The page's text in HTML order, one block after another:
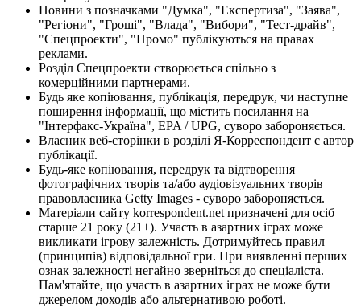
Новини з позначками "Думка", "Експертиза", "Заява",
"Регіони", "Гроші", "Влада", "Вибори", "Тест-драйв",
"Спецпроекти", "Промо" публікуються на правах
реклами.
Розділ Спецпроекти створюється спільно з
комерційними партнерами.
Будь яке копіювання, публікація, передрук, чи наступне
поширення інформації, що містить посилання на
"Інтерфакс-Україна", EPA / UPG, суворо забороняється.
Власник веб-сторінки в розділі Я-Корреспондент є автор
публікації.
Будь-яке копіювання, передрук та відтворення
фотографічних творів та/або аудіовізуальних творів
правовласника Getty Images - суворо забороняється.
Матеріали сайту korrespondent.net призначені для осіб
старше 21 року (21+). Участь в азартних іграх може
викликати ігрову залежність. Дотримуйтесь правил
(принципів) відповідальної гри. При виявленні перших
ознак залежності негайно зверніться до спеціаліста.
Пам'ятайте, що участь в азартних іграх не може бути
джерелом доходів або альтернативою роботі.